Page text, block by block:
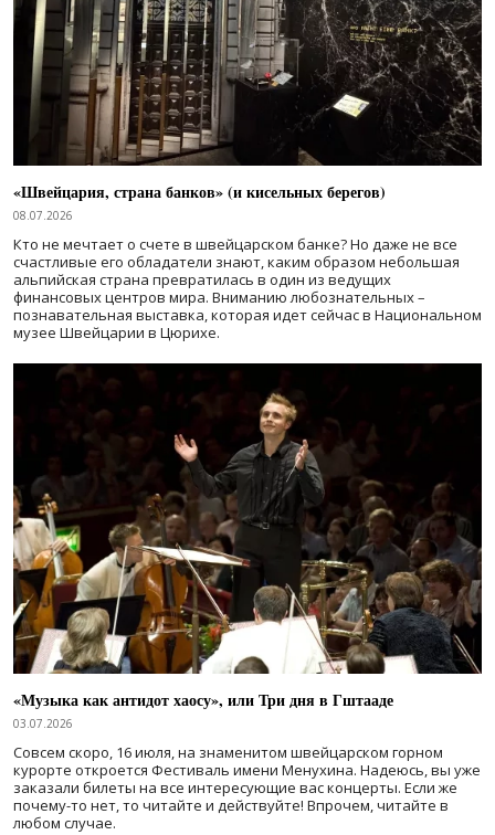
«Швейцария, страна банков» (и кисельных берегов)
08.07.2026
Кто не мечтает о счете в швейцарском банке? Но даже не все
счастливые его обладатели знают, каким образом небольшая
альпийская страна превратилась в один из ведущих
финансовых центров мира. Вниманию любознательных –
познавательная выставка, которая идет сейчас в Национальном
музее Швейцарии в Цюрихе.
«Музыка как антидот хаосу», или Три дня в Гштааде
03.07.2026
Совсем скоро, 16 июля, на знаменитом швейцарском горном
курорте откроется Фестиваль имени Менухина. Надеюсь, вы уже
заказали билеты на все интересующие вас концерты. Если же
почему-то нет, то читайте и действуйте! Впрочем, читайте в
любом случае.